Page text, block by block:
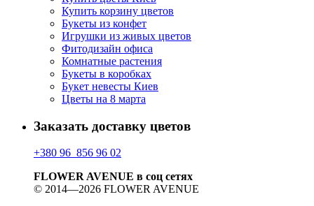
Купить корзину цветов
Букеты из конфет
Игрушки из живых цветов
Фитодизайн офиса
Комнатные растения
Букеты в коробках
Букет невесты Киев
Цветы на 8 марта
Заказать доставку цветов
+380 96 856 96 02
FLOWER AVENUE в соц сетях
© 2014—2026 FLOWER AVENUE